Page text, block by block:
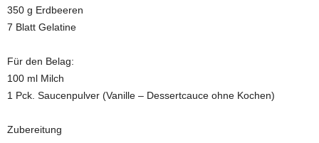
350 g Erdbeeren
7 Blatt Gelatine
Für den Belag:
100 ml Milch
1 Pck. Saucenpulver (Vanille – Dessertcauce ohne Kochen)
Zubereitung